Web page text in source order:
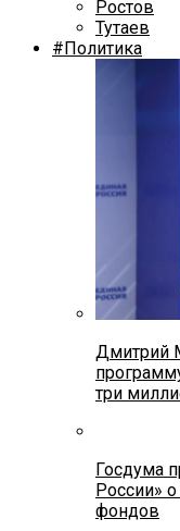
Ростов
Тутаев
#Политика
Дмитрий
три
Госдума
России»
фондов